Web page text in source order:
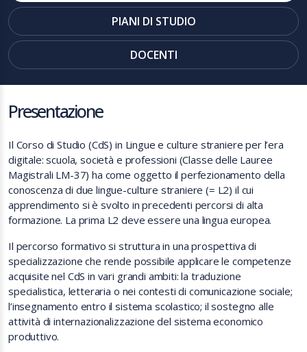
PIANI DI STUDIO
DOCENTI
Presentazione
Il Corso di Studio (CdS) in Lingue e culture straniere per l’era
digitale: scuola, società e professioni (Classe delle Lauree
Magistrali LM-37) ha come oggetto il perfezionamento della
conoscenza di due lingue-culture straniere (= L2) il cui
apprendimento si è svolto in precedenti percorsi di alta
formazione. La prima L2 deve essere una lingua europea.
Il percorso formativo si struttura in una prospettiva di
specializzazione che rende possibile applicare le competenze
acquisite nel CdS in vari grandi ambiti: la traduzione
specialistica, letteraria o nei contesti di comunicazione sociale;
l’insegnamento entro il sistema scolastico; il sostegno alle
attività di internazionalizzazione del sistema economico
produttivo.